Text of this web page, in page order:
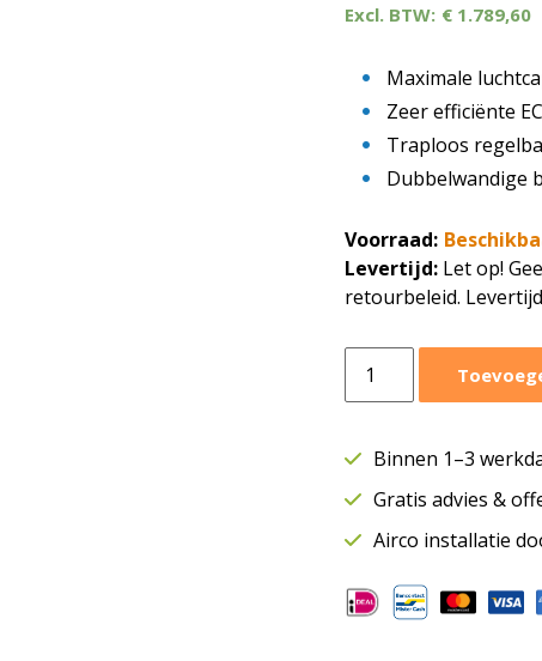
€ 1.789,60
Maximale
Zeer efficiënte
Traploos
Dubbelwandige
Voorraad:
Levertijd: Let op!
retourbeleid.
boxventilator
5920
|
Motor
luchtstroom
|
Binnen 1–3
Gratis advies &
Airco installatie